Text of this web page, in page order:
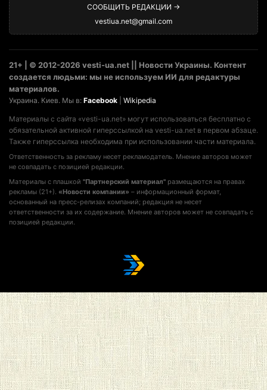
СООБЩИТЬ РЕДАКЦИИ →
vestiua.net@gmail.com
21+ | © 2012-2026 vesti-ua.net || Новости Украины. Контент
создается людьми: мы не используем ИИ для редактуры
материалов.
Украина. Киев. Мы в: Facebook Wikipedia
Материалы с сайта «vesti-ua.net» могут использоваться бесплатно с
обязательной активной гиперссылкой на vesti-ua.net в первом абзаце.
Также гиперссылка необходима при использовании части материала.
Ответственность за рекламу несет рекламодатель. Мнение авторов может
не совпадать с позицией редакции.
Материалы с плашкой "Партнерский материал" размещаются на правах
рекламы (21+). «Новости компании» – информационный формат,
основанный на пресс-релизах компаний; редакция не несет
ответственности за их содержание. Мнение авторов может не совпадать с
позицией редакции.